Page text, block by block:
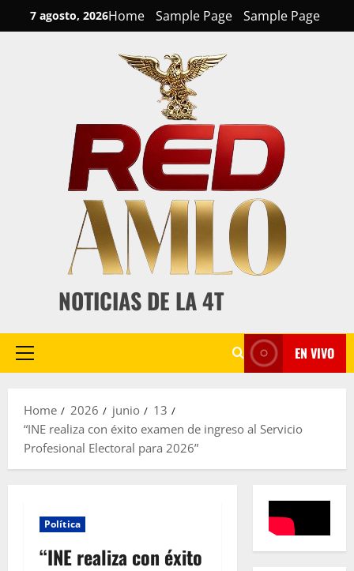
to
7 agosto, 2026Home Sample Page Sample Page
NOTICIAS DE LA 4T
Primary
EN VIVO
Home 2026 junio
13
“INE realiza con éxito examen de ingreso al Servicio
Profesional Electoral para 2026”
Política
“INE realiza con éxito